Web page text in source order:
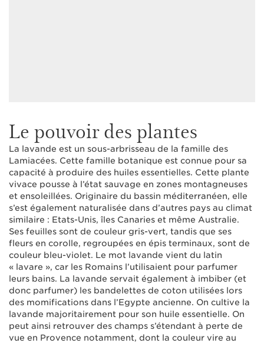
Le pouvoir des plantes
La lavande est un sous-arbrisseau de la famille des
Lamiacées. Cette famille botanique est connue pour sa
capacité à produire des huiles essentielles. Cette plante
vivace pousse à l’état sauvage en zones montagneuses
et ensoleillées. Originaire du bassin méditerranéen, elle
s’est également naturalisée dans d’autres pays au climat
similaire : Etats-Unis, îles Canaries et même Australie.
Ses feuilles sont de couleur gris-vert, tandis que ses
fleurs en corolle, regroupées en épis terminaux, sont de
couleur bleu-violet. Le mot lavande vient du latin
« lavare », car les Romains l’utilisaient pour parfumer
leurs bains. La lavande servait également à imbiber (et
donc parfumer) les bandelettes de coton utilisées lors
des momifications dans l’Egypte ancienne. On cultive la
lavande majoritairement pour son huile essentielle. On
peut ainsi retrouver des champs s’étendant à perte de
vue en Provence notamment, dont la couleur vire au